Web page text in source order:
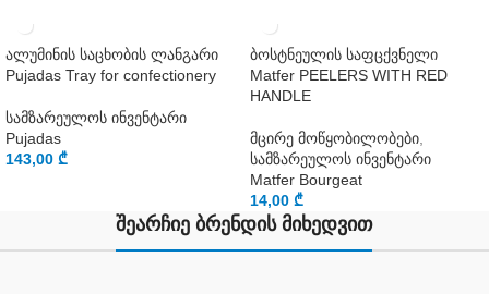
ალუმინის საცხობის ლანგარი
Pujadas Tray for confectionery
სამზარეულოს ინვენტარი
Pujadas
143,00 ₾
ბოსტნეულის საფცქვნელი
Matfer PEELERS WITH RED
HANDLE
მცირე მოწყობილობები
სამზარეულოს ინვენტარი
Matfer Bourgeat
14,00 ₾
შეარჩიე ბრენდის მიხედვით